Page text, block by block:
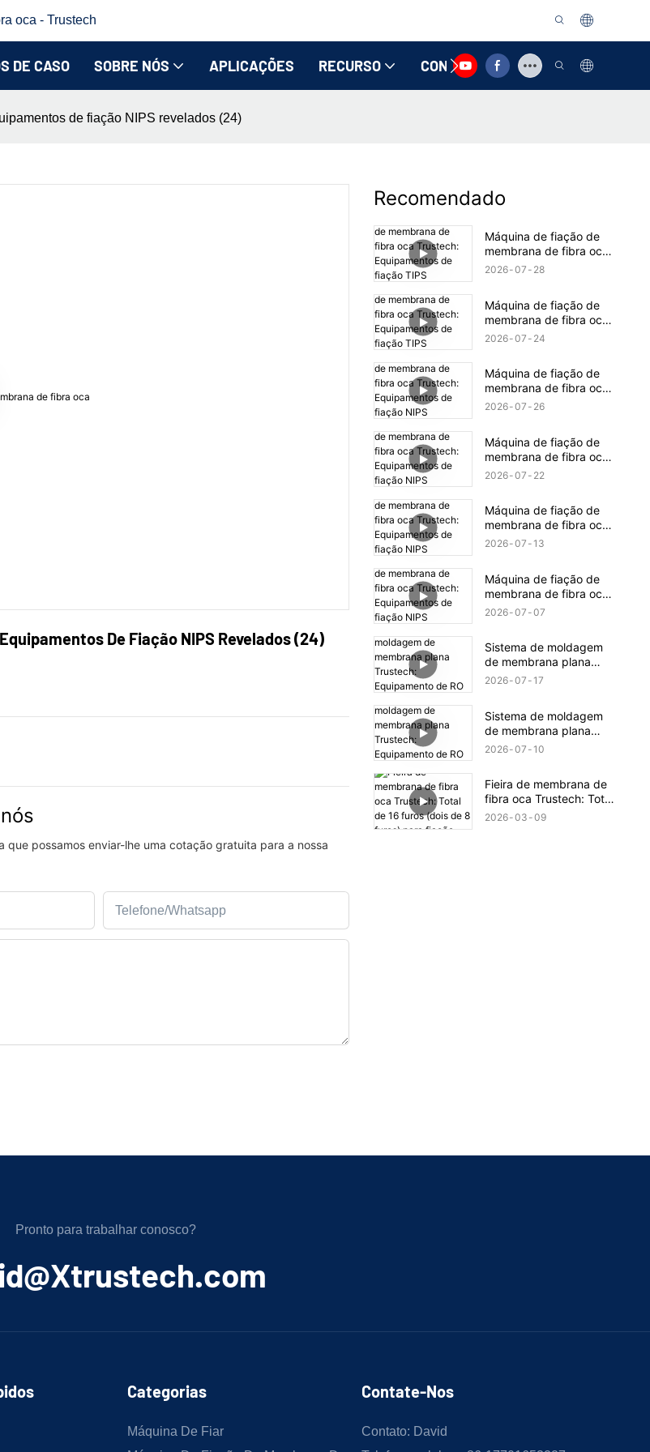
oca - Trustech
DE CASO SOBRE NÓS APLICAÇÕES RECURSO CONTATE-NOS
de fiação NIPS revelados (24)
De Fiação NIPS Revelados (24)
possamos enviar-lhe uma cotação gratuita para a nossa
Telefone/whatsapp
Recomendado
Máquina de fiação de
membrana de fibra oca
Trustech: Equipamentos
2026 07 28
Máquina de fiação de
membrana de fibra oca
Trustech: Equipamentos
2026 07 24
Máquina de fiação de
membrana de fibra oca
Trustech: Equipamentos
2026 07 26
Máquina de fiação de
membrana de fibra oca
Trustech: Equipamentos
2026 07 22
Máquina de fiação de
membrana de fibra oca
Trustech: Equipamentos
2026 07 13
Máquina de fiação de
membrana de fibra oca
Trustech: Equipamentos
2026 07 07
Sistema de moldagem
de membrana plana
Trustech: Equipamento
2026 07 17
Sistema de moldagem
de membrana plana
Trustech: Equipamento
2026 07 10
Fieira de membrana de
fibra oca Trustech: Total
de 16 furos (dois de 8
2026 03 09
Pronto para trabalhar conosco?
Categorias
Máquina De Fiar
Contate-Nos
Contato: David